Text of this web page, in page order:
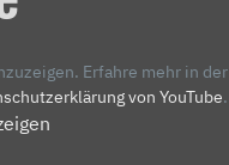
Erfahre mehr in der
von YouTube.